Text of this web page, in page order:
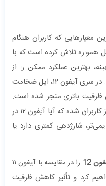
معیارهایی که کاربران هنگام
همواره تلاش کرده است که با
بهترین عملکرد ممکن را از
باتری‌های نه‌چندان بزرگ خود بگیرد. در سری آیفون ۱۲، اپل ضخامت
باتری منجر شده است.
این موضوع باعث نگرانی بسیاری از کاربران شده که آیا آیفون ۱۲ در
مدل‌های قدیمی‌تر، شارژدهی کمتری دارد یا
12
را در مقایسه با آیفون ۱۱
کرد و تأثیر کاهش ظرفیت